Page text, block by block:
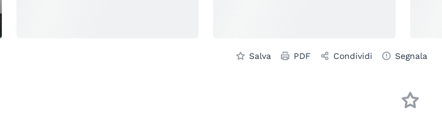
Salva PDF Condividi Segnala